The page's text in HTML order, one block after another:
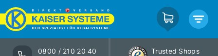
0800 / 210 20 40 Trusted Shops